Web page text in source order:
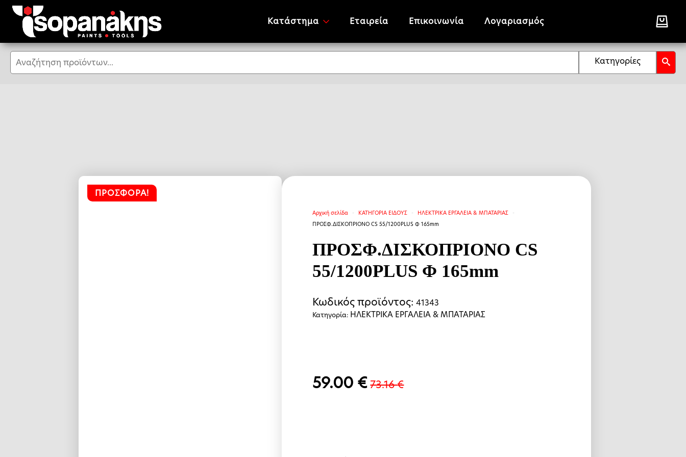
Κατάστημα Εταιρεία Επικοινωνία Λογαριασμός
Αναζήτηση Κατηγορίες
ΠΡΟΣΦΟΡΆ!
Αρχική σελίδα ΚΑΤΗΓΟΡΙΑ ΕΙΔΟΥΣ
HΛΕΚΤΡΙΚΑ ΕΡΓΑΛΕΙΑ & ΜΠΑΤΑΡΙΑΣ
ΠΡΟΣΦ.ΔΙΣΚΟΠΡΙΟΝΟ CS 55/1200PLUS Φ 165mm
ΠΡΟΣΦ.ΔΙΣΚΟΠΡΙΟΝΟ CS
55/1200PLUS Φ 165mm
Κωδικός προϊόντος:41343
Κατηγορία: HΛΕΚΤΡΙΚΑ ΕΡΓΑΛΕΙΑ & ΜΠΑΤΑΡΙΑΣ
73.16€
Original
59.00 €
Η